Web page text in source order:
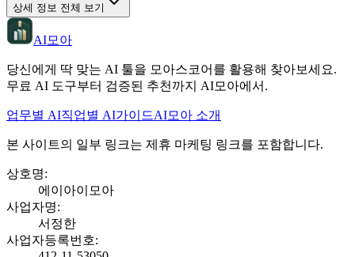
상세 정보 전체 보기
AI모아
당신에게 딱 맞는 AI 툴을 모아스코어를 활용해 찾아보세요.
무료 AI 도구부터 검증된 추천까지 AI모아에서.
업무별 AI직업별 AI가이드AI모아 소개
본 사이트의 일부 링크는 제휴 마케팅 링크를 포함합니다.
상호명:
에이아이모아
사업자명:
서정한
사업자등록번호: